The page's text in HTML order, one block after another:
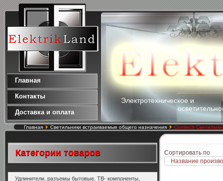
Главная
Контакты
Доставка и оплата
Электротехническое и
Главная Светильники встраиваемые общего назначения Comtech
Категории товаров
Удлинители, разъемы бытовые, ТВ- компоненты,
Сортировать по
Название